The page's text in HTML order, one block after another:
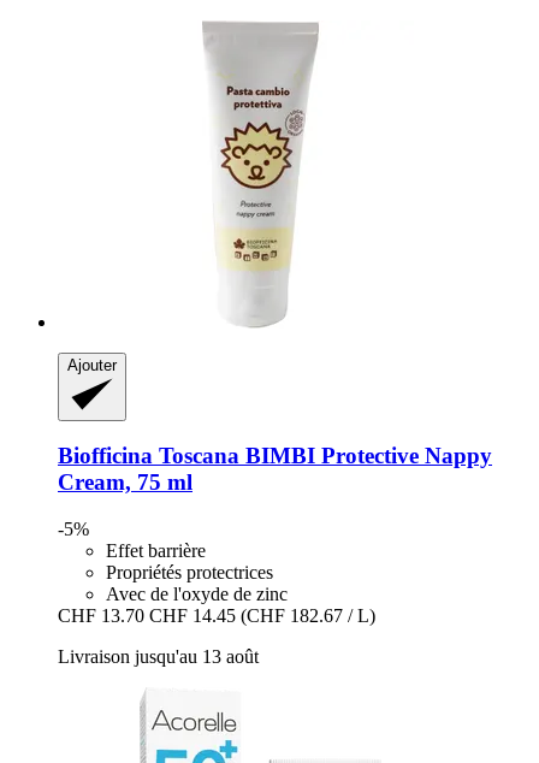
Ajouter
Biofficina Toscana BIMBI Protective Nappy
Cream, 75 ml
-5%
Effet barrière
Propriétés protectrices
Avec de l'oxyde de zinc
CHF 13.70 CHF 14.45 (CHF 182.67 / L)
Livraison jusqu'au 13 août